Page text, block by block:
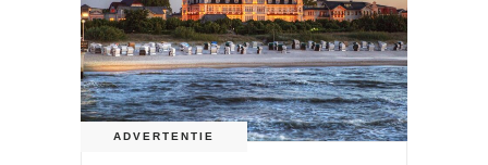
ADVERTENTIE